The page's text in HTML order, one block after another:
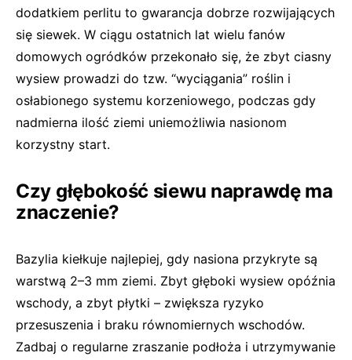
dodatkiem perlitu to gwarancja dobrze rozwijających
się siewek. W ciągu ostatnich lat wielu fanów
domowych ogródków przekonało się, że zbyt ciasny
wysiew prowadzi do tzw. “wyciągania” roślin i
osłabionego systemu korzeniowego, podczas gdy
nadmierna ilość ziemi uniemożliwia nasionom
korzystny start.
Czy głębokość siewu naprawdę ma
znaczenie?
Bazylia kiełkuje najlepiej, gdy nasiona przykryte są
warstwą 2–3 mm ziemi. Zbyt głęboki wysiew opóźnia
wschody, a zbyt płytki – zwiększa ryzyko
przesuszenia i braku równomiernych wschodów.
Zadbaj o regularne zraszanie podłoża i utrzymywanie